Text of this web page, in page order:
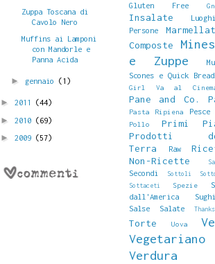
Zuppa Toscana di
Cavolo Nero
Muffins ai Lamponi
con Mandorle e
Panna Acida
► gennaio (1)
► 2011 (44)
► 2010 (69)
► 2009 (57)
Gluten Free
Insalate
Persone
Composte
e Zuppe
Scones e Quick
Girl Va al
Pane and Co.
Pasta Ripiena Pesce
Pollo
Primi
Prodotti
Terra
Raw
Non-Ricette
Secondi Sottoli
Sottaceti
Spezie
dall'America
Salse Salate
Torte Uova
Vegetariano
Verdura